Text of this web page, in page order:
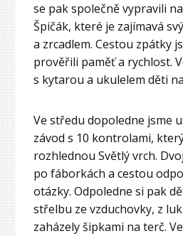
se pak společně vypravili
Špičák, které je zajímavá
a zrcadlem. Cestou zpátky
prověřili paměť a rychlost.
s kytarou a ukulelem děti
Ve středu dopoledne jsme
závod s 10 kontrolami,
rozhlednou Světlý vrch.
po fáborkách a cestou
otázky. Odpoledne si pak
střelbu ze vzduchovky, z
zaházely šipkami na terč.